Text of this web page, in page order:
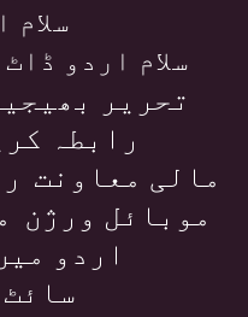
سلام
سلام اردو ڈاٹ کام ©
تحریر
رابطہ
مالی معاونت
موبائل ورژن
اردو
سائٹ